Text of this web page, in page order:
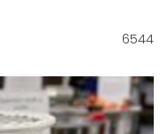
6544